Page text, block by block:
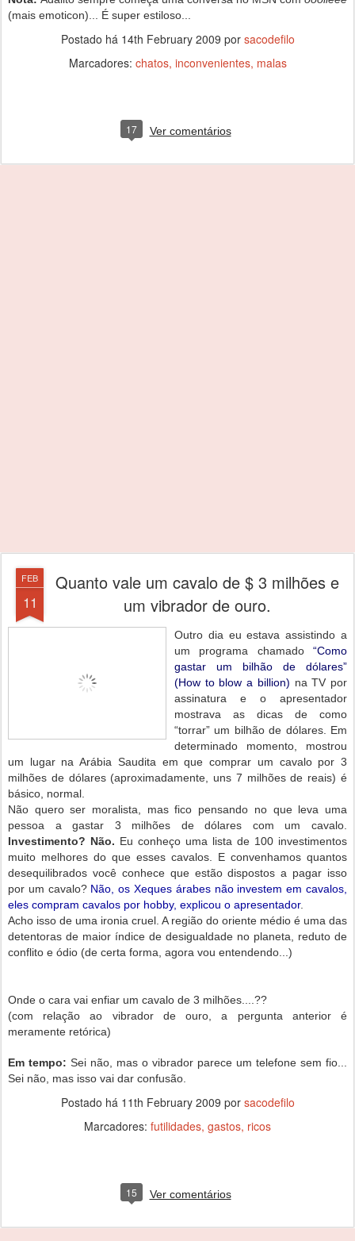
(mais emoticon)... É super estiloso...
Postado há 14th February 2009 por sacodefilo
Marcadores: chatos inconvenientes malas
17 Ver comentários
FEB
11
Quanto vale um cavalo de $ 3 milhões e
um vibrador de ouro.
Outro dia eu estava assistindo a
um programa chamado “Como
gastar um bilhão de dólares”
(How to blow a billion) na TV por
assinatura e o apresentador
mostrava as dicas de como
“torrar” um bilhão de dólares. Em
determinado momento, mostrou
um lugar na Arábia Saudita em que comprar um cavalo por 3
milhões de dólares (aproximadamente, uns 7 milhões de reais) é
básico, normal.
Não quero ser moralista, mas fico pensando no que leva uma
pessoa a gastar 3 milhões de dólares com um cavalo.
Investimento? Não. Eu conheço uma lista de 100 investimentos
muito melhores do que esses cavalos. E convenhamos quantos
desequilibrados você conhece que estão dispostos a pagar isso
por um cavalo? Não, os Xeques árabes não investem em cavalos,
eles compram cavalos por hobby, explicou o apresentador.
Acho isso de uma ironia cruel. A região do oriente médio é uma das
detentoras de maior índice de desigualdade no planeta, reduto de
conflito e ódio (de certa forma, agora vou entendendo...)
Onde o cara vai enfiar um cavalo de 3 milhões....??
(com relação ao vibrador de ouro, a pergunta anterior é
meramente retórica)
Em tempo: Sei não, mas o vibrador parece um telefone sem fio...
Sei não, mas isso vai dar confusão.
Postado há 11th February 2009 por sacodefilo
Marcadores: futilidades gastos ricos
15 Ver comentários